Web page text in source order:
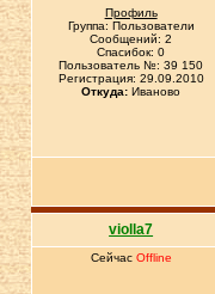
Профиль
Группа: Пользователи
Сообщений: 2
Спасибок: 0
Пользователь №: 39 150
Регистрация: 29.09.2010
Откуда: Иваново
violla7
Сейчас Offline